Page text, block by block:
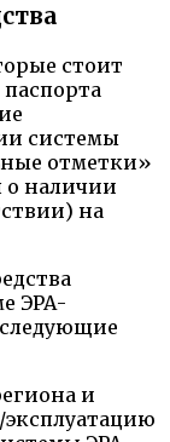
стоит
системы
отметки»
о наличии
на
ЭРА-
и